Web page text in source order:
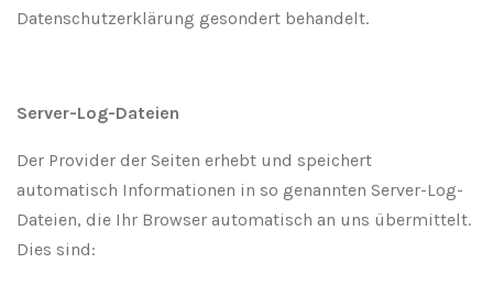
Datenschutzerklärung gesondert behandelt.
Server-Log-Dateien
Der Provider der Seiten erhebt und speichert
automatisch Informationen in so genannten Server-Log-
Dateien, die Ihr Browser automatisch an uns übermittelt.
Dies sind: